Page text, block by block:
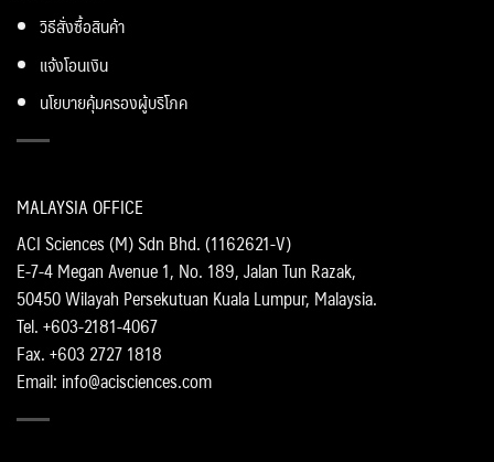
MALAYSIA OFFICE
ACI Sciences (M) Sdn Bhd. (1162621-V)
E-7-4 Megan Avenue 1, No. 189, Jalan Tun Razak,
50450 Wilayah Persekutuan Kuala Lumpur, Malaysia.
Tel. +603-2181-4067
Fax. +603 2727 1818
Email: info@acisciences.com
วิธีสั่งซื้อสินค้า
แจ้งโอนเงิน
นโยบายคุ้มครองผู้บริโภค